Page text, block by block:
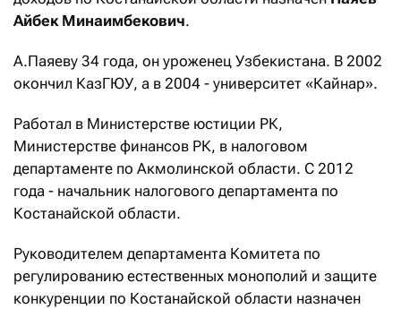
Айбек Минаимбекович.
А.Паяеву 34 года, он уроженец Узбекистана. В 2002
окончил КазГЮУ, а в 2004 - университет «Кайнар».
Работал в Министерстве юстиции РК,
Министерстве финансов РК, в налоговом
департаменте по Акмолинской области. С 2012
года - начальник налогового департамента по
Костанайской области.
Руководителем департамента Комитета по
регулированию естественных монополий и защите
конкуренции по Костанайской области назначен